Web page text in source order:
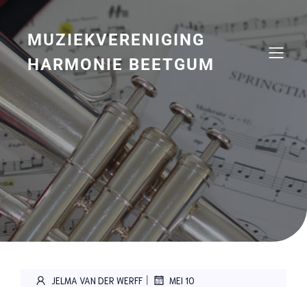
Naar
inhoud
springenMUZIEKVERENIGING
HARMONIE BEETGUM
JELMA VAN DER WERFF | MEI 10